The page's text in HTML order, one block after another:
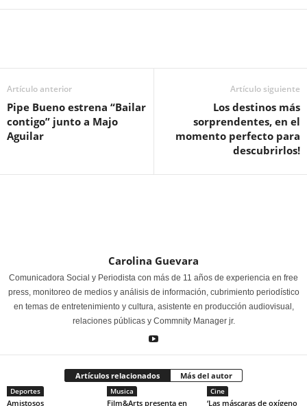
Artículo anterior
Pipe Bueno estrena “Bailar
contigo” junto a Majo
Aguilar
Artículo siguiente
Los destinos más
sorprendentes, en el
momento perfecto para
descubrirlos!
Carolina Guevara
Comunicadora Social y Periodista con más de 11 años de experiencia en free
press, monitoreo de medios y análisis de información, cubrimiento periodístico
en temas de entretenimiento y cultura, asistente en producción audiovisual,
relaciones públicas y Commnity Manager jr.
Artículos relacionados Más del autor
Deportes
Amistosos
Musica
Film&Arts presenta en
Cine
‘Las máscaras de oxígeno